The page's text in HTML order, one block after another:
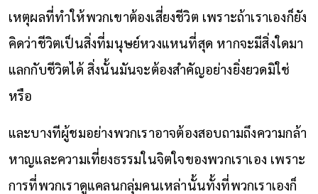
เหตุผลที่ทำให้พวกเขาต้องเสี่ยงชีวิต เพราะถ้าเราเองก็ยัง
คิดว่าชีวิตเป็นสิ่งที่มนุษย์หวงแหนที่สุด หากจะมีสิ่งใดมา
แลกกับชีวิตได้ สิ่งนั้นมันจะต้องสำคัญอย่างยิ่งยวดมิใช่
หรือ
และบางทีผู้ชมอย่างพวกเราอาจต้องสอบถามถึงความกล้า
หาญและความเที่ยงธรรมในจิตใจของพวกเราเอง เพราะ
การที่พวกเราดูแคลนกลุ่มคนเหล่านั้นทั้งที่พวกเราเองก็